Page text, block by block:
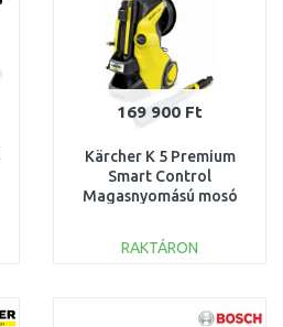
169 900 Ft
Kärcher K 5 Premium
Smart Control
Magasnyomású mosó
1.324-670.0
RAKTÁRON
Összehasonlítás